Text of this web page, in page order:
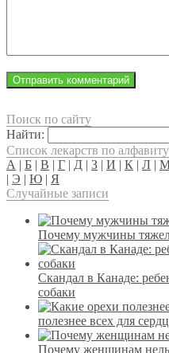
Поиск по сайту
Найти:
Список лекарств по алфавиту
А | Б | В | Г | Д | З | И | К | Л |
| Э | Ю | Я
Случайные записи
Почему мужчины
Скандал в Канаде:
собаки
полезнее всех для
Почему женщинам